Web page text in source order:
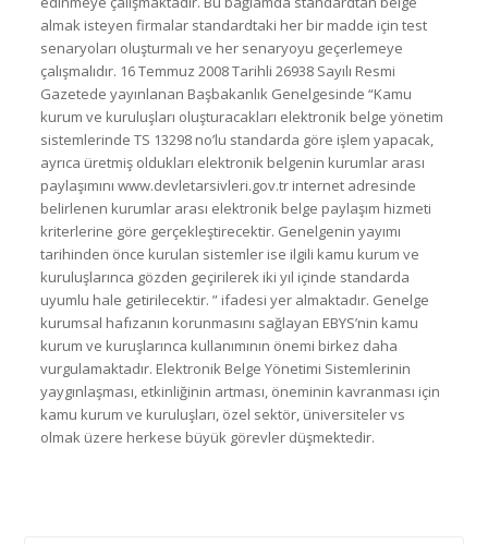
almak isteyen firmalar standardtaki her bir madde için test
senaryoları oluşturmalı ve her senaryoyu geçerlemeye
çalışmalıdır. 16 Temmuz 2008 Tarihli 26938 Sayılı Resmi
Gazetede yayınlanan Başbakanlık Genelgesinde “Kamu
kurum ve kuruluşları oluşturacakları elektronik belge yönetim
sistemlerinde TS 13298 no’lu standarda göre işlem yapacak,
ayrıca üretmiş oldukları elektronik belgenin kurumlar arası
paylaşımını www.devletarsivleri.gov.tr internet adresinde
belirlenen kurumlar arası elektronik belge paylaşım hizmeti
kriterlerine göre gerçekleştirecektir. Genelgenin yayımı
tarihinden önce kurulan sistemler ise ilgili kamu kurum ve
kuruluşlarınca gözden geçirilerek iki yıl içinde standarda
uyumlu hale getirilecektir. ” ifadesi yer almaktadır. Genelge
kurumsal hafızanın korunmasını sağlayan EBYS’nin kamu
kurum ve kuruşlarınca kullanımının önemi birkez daha
vurgulamaktadır. Elektronik Belge Yönetimi Sistemlerinin
yaygınlaşması, etkinliğinin artması, öneminin kavranması için
kamu kurum ve kuruluşları, özel sektör, üniversiteler vs
olmak üzere herkese büyük görevler düşmektedir.